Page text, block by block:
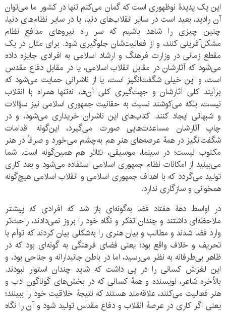
این یک پدیدۀ نوظهوری است که گمان می‌کنم تنها در کشور ما می‌توان
آن رادید، بعید است در سایر انقلاب‌های دنیا، یا در سایر نظام‌های دنیا،
چنین چیزی را شاهد باشیم که سر راه نیروهای مدافع نظام
مشکل‌آفرینی کنند، و از فعالیت‌شان جلوگیری شود. برای مثال در یک
مقطع زمانی در وزارت فرهنگ و ارشاد اسلامی به افرادی جایزه داده
می‌شود که آثارشان در مقابل انقلاب اسلامی، یا در مقابل دفاع مقدس
است، و این خیلی شگفت‌انگیز است، یا از ناشرانی حمایت می‌شود که
برآیند کلی آثارشان و جهت‌گیری کلی آن‌ها، نه‌تنها همراه با انقلاب
نیست، بلکه می‌کوشند نسبت به حقانیت جمهوری اسلامی نیز سؤالات
و شبهاتی ایجاد کنند. کتاب‌های این ناشران خریداری می‌شود، و در
چاپ آثارشان مساعدت‌هایی صورت می‌گیرد، این‌گونه اقدامات
شگفت‌انگیز در همۀ عرصه‌های هنر هم به‌چشم می‌خورد و صرفاً در هنر
مکتوب نیست؛ در سینما، موسیقی، تئاتر هم همین‌گونه است. شما
می‌بینید از امکانات نظام جمهوری اسلامی استفاده می‌شود و بعد کاری
تولید می‌گردد که با اهداف جمهوری اسلامی و انقلاب اسلامی هیچ‌گونه
همخوانی و سازگاری ندارد.
در اواسط دهۀ هفتاد فضا به‌گونه‌ای باز شد که افرادی که پیشتر
ملاحظه‌ای داشتند و چندان تفکر و نگاه خود را بروز نمی‌دادند، راحت‌تر
وارد فضا شدند و مطالب و بیان هنری را به‌شکلی بیان کردند که توأم با
تحریف و خلاف واقع بود؛ یعنی فضای فرهنگی به گونه‌ای بود که در
ظاهر بی‌طرفانه به نظر می‌رسید، اما در باطن جانبدارانه و جناحی بود، و
این لغزش کسانی را در پی داشت که شاید چندان استوار نبودند.
بالأخره شاعر، نویسنده و همۀ کسانی که در بخش‌های گوناگون ادب و
هنر فعالیت می‌کنند، علاقه‌مند هستند که نتیجۀ خلاقیت خود را ببینند؛
یعنی اگر کاری در عرصۀ انقلاب و دفاع مقدس تولید شود و آن را نگاه